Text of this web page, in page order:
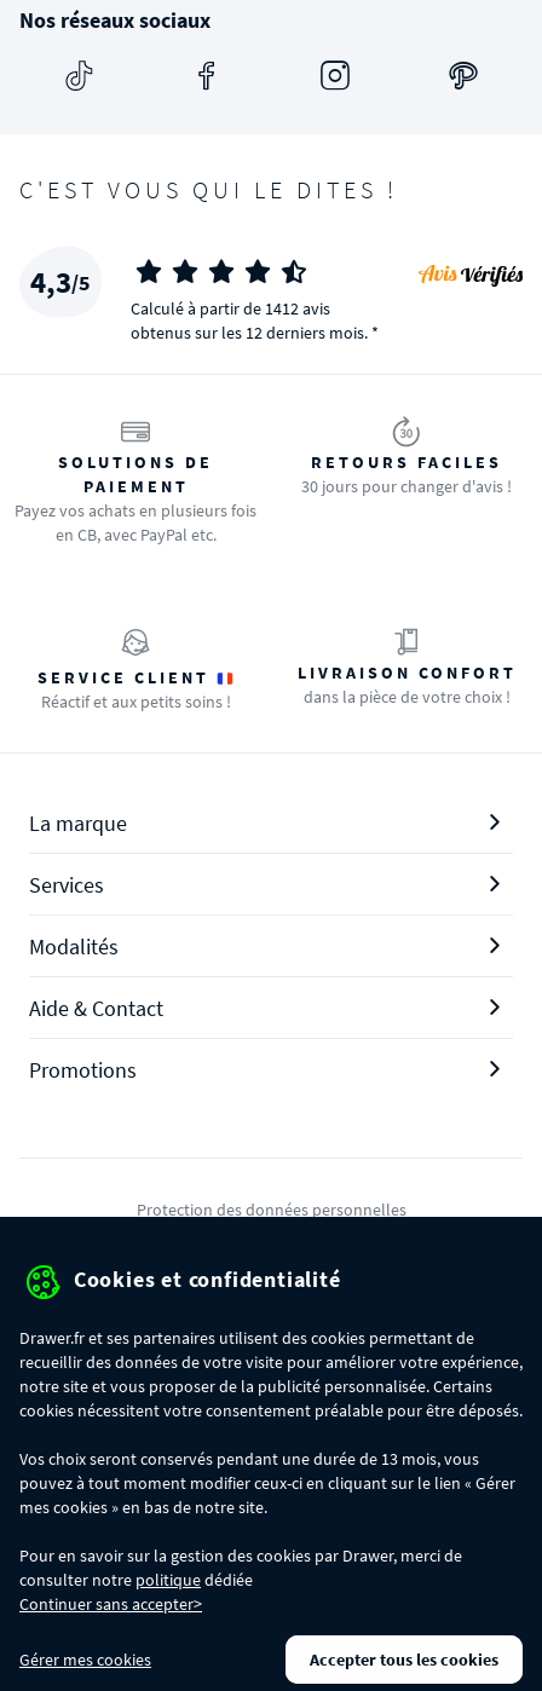
Nos réseaux sociaux
C'EST VOUS QUI LE DITES !
4,3/5
Calculé à partir de 1412 avis
obtenus sur les 12 derniers mois. *
SOLUTIONS DE
PAIEMENT
Payez vos achats en plusieurs fois
en CB, avec PayPal etc.
RETOURS FACILES
30 jours pour changer d'avis !
SERVICE CLIENT
Réactif et aux petits soins !
LIVRAISON CONFORT
dans la pièce de votre choix !
La marque
Services
Modalités
Aide & Contact
Promotions
Protection des données personnelles
Gérer mes cookies
commande :
- 30€ sur votre commande dès 300€ d'achat, avec le code BIKINI30
- 50€ sur votre commande dès 500€ d'achat, avec le code BIKINI50
Les codes BIKINI30, BIKINI50 et BIKINI100 ne sont valables que sur
www.drawer.fr; ils ne sont pas cumulables entre eux, ni avec d'autres codes
promotionnels. La remise se calculera automatiquement dans votre panier
lors de la saisie du code adéquat.
DRAWER DAYS- Du 29/07 au 11/08 inclus : profitez de remises allant jusqu'à
-50% sur une large sélection de produits. Opération valable dans la limite des
Cookies et confidentialité
Drawer.fr et ses partenaires utilisent des cookies permettant de
recueillir des données de votre visite pour améliorer votre expérience,
notre site et vous proposer de la publicité personnalisée. Certains
cookies nécessitent votre consentement préalable pour être déposés.
Vos choix seront conservés pendant une durée de 13 mois, vous
pouvez à tout moment modifier ceux-ci en cliquant sur le lien « Gérer
mes cookies » en bas de notre site.
Pour en savoir sur la gestion des cookies par Drawer, merci de
consulter notre politiquedédiée
Continuer sans accepter>
Gérer mes cookies Accepter tous les cookies